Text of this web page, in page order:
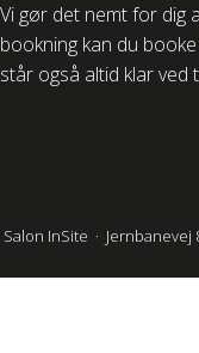
Vi gør det nemt for dig
bookning kan du
står også altid klar ved
Salon InSite · Jernbanevej